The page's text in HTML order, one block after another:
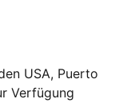
USA, Puerto
Verfügung